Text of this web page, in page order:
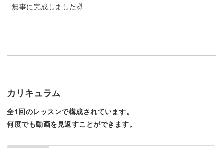
基本的な編み方からその調整のしかたまで、じっくりと解
無事に完成しました✌️
カリキュラム
全1回のレッスンで構成されています。
何度でも動画を見返すことができます。